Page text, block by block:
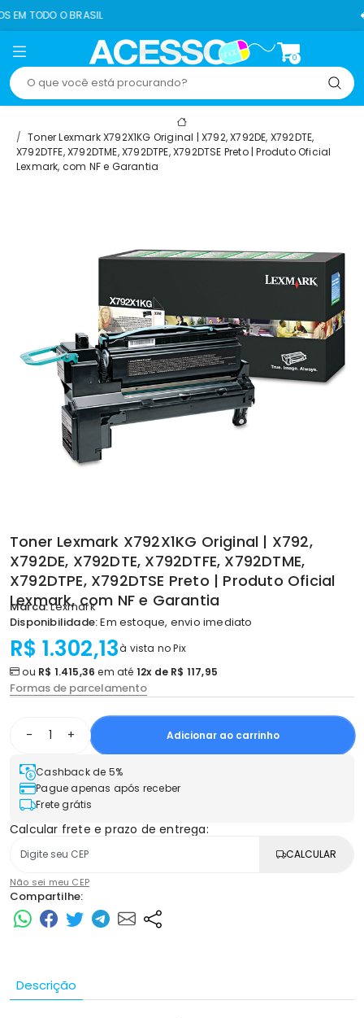
8% OFF NO
0
Toner Lexmark X792X1KG Original | X792, X792DE, X792DTE,
X792DTFE, X792DTME, X792DTPE, X792DTSE Preto | Produto Oficial
Lexmark, com NF e Garantia
Toner Lexmark X792X1KG Original | X792,
X792DE, X792DTE, X792DTFE, X792DTME,
X792DTPE, X792DTSE Preto | Produto Oficial
Lexmark, com NF e Garantia
Marca:Lexmark
Disponibilidade:Em estoque, envio imediato
R$ 1.302,13à vista no Pix
ou R$ 1.415,36 em até 12x de R$ 117,95
Formas de parcelamento
- + Adicionar ao carrinho
Cashback de 5%
Pague apenas após receber
Frete grátis
Calcular frete e prazo de entrega:
CALCULAR
Não sei meu CEP
Compartilhe:
Descrição